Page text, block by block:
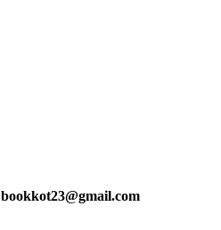
bookkot23@gmail.com